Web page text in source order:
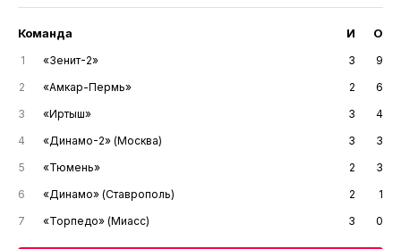
Команда И О
1 «Зенит-2» 3
9
2
«Амкар-Пермь» 2
6
3
«Иртыш» 3
4
4
«Динамо-2» (Москва) 3
3
5
«Тюмень» 2
3
6
«Динамо» (Ставрополь) 2
1
7
«Торпедо» (Миасс) 3 0